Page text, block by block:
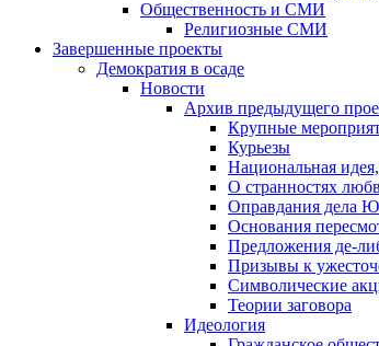
Общественность и СМИ
Религиозные СМИ
Завершенные проекты
Демократия в осаде
Новости
Архив предыдущего
Крупные
Курьезы
Национальная
О странностях
Оправдания дела
Основания
Предложения де-
Призывы к
Символические
Теории заговора
Идеология